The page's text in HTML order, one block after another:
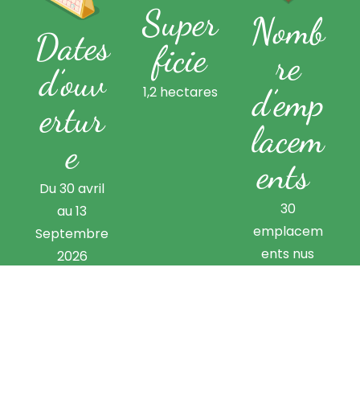
Dates
d’ouv
ertur
e
Du 30 avril
au 13
Septembre
2026
Super
ficie
1,2 hectares
Nomb
re
d’emp
lacem
ents ​
30
emplacem
ents nus